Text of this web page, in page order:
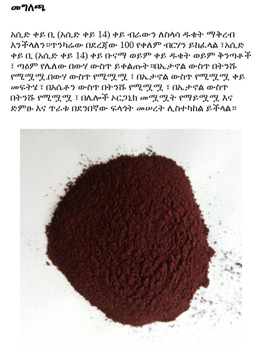
መግለጫ
አሲድ ቀይ ቢ (አሲድ ቀይ 14) ቀይ ብራውን ለስላሳ ዱቄት ማቅረብ
እንችላለን።ጥንካሬው በደረጃው 100 የቀለም ብርሃን ይከፈላል ፣አሲድ
ቀይ ቢ (አሲድ ቀይ 14) ቀይ ቡናማ ወይም ቀይ ዱቄት ወይም ቅንጣቶች
፣ ጣዕም የሌለው በውሃ ውስጥ ይቀልጡት።በኤታኖል ውስጥ በትንሹ
የሚሟሟ.በውሃ ውስጥ የሚሟሟ ፣ በኤታኖል ውስጥ የሚሟሟ ቀይ
መፍትሄ ፣ በአሴቶን ውስጥ በትንሹ የሚሟሟ ፣ በኤታኖል ውስጥ
በትንሹ የሚሟሟ ፣ በሌሎች ኦርጋኒክ መሟሟት የማይሟሟ እና
ድምፁ እና ጥራቱ በደንበኛው ፍላጎት መሠረት ሊስተካከል ይችላል።